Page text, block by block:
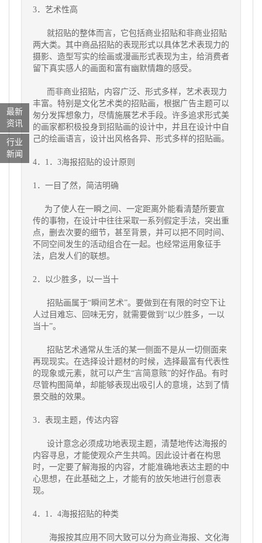
3．艺术性高
就招贴的整体而言，它包括商业招贴和非商业招贴
两大类。其中商品招贴的表现形式以具体艺术表现力的
摄影、造型写实的绘画或漫画形式表现为主，给消费者
留下真实感人的画面和富有幽默情趣的感受。
而非商业招贴，内容广泛、形式多样，艺术表现力
丰富。特别是文化艺术类的招贴画，根据广告主题可以
匆分发挥想象力，尽情施展艺术手段。许多追求形式美
的画家都积极投身到招贴画的设计中，并且在设计中自
己的绘画语言，设计出风格各异、形式多样的招贴画。
4．1．3海报招贴的设计原则
1．一目了然，简洁明确
为了使人在一瞬之间、一定距离外能看清楚所要宣
传的事物，在设计中往往采取一系列假定手法，突出重
点，删去次要的细节，甚至背景，并可以把不同时间、
不同空间发生的活动组合在一起。也经常运用象征手
法，启发人们的联想。
2．以少胜多，以一当十
招贴画属于“瞬间艺术”。要做到在有限的时空下让
人过目难忘、回味无穷，就需要做到“以少胜多，一以
当十”。
招贴艺术通常从生活的某一侧面不是从一切侧面来
再现现实。在选择设计题材的时候，选择最富有代表性
的现象或元素，就可以产生“言简意赅”的好作品。有时
尽管构图简单，却能够表现出吸引人的意境，达到了情
景交融的效果。
3．表现主题，传达内容
设计意念必须成功地表现主题，清楚地传达海报的
内容寻息，才能使观众产生共鸣。因此设计者在构思
时，一定要了解海报的内容，才能准确地表达主题的中
心思想，在此基础之上，才能有的放矢地进行创意表
现。
4．1．4海报招贴的种类
海报按其应用不同大致可以分为商业海报、文化海
最新
资讯
行业
新闻